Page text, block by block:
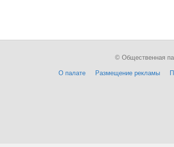
О палате Размещение рекламы
© Общественная